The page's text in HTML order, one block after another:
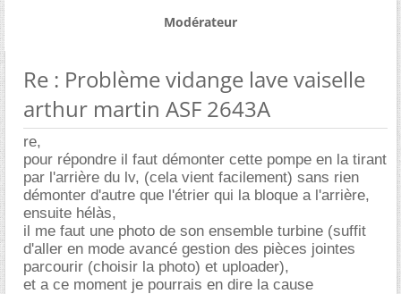
Modérateur
Re : Problème vidange lave vaiselle
arthur martin ASF 2643A
re,
pour répondre il faut démonter cette pompe en la tirant
par l'arrière du lv, (cela vient facilement) sans rien
démonter d'autre que l'étrier qui la bloque a l'arrière,
ensuite hélàs,
il me faut une photo de son ensemble turbine (suffit
d'aller en mode avancé gestion des pièces jointes
parcourir (choisir la photo) et uploader),
et a ce moment je pourrais en dire la cause